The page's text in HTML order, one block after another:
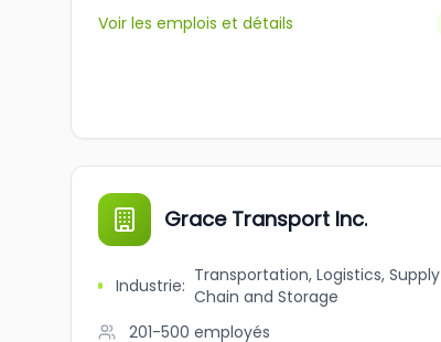
Voir les emplois et détails
Grace Transport Inc.
Industrie: Transportation, Logistics, Supply
Chain and Storage
201-500 employés